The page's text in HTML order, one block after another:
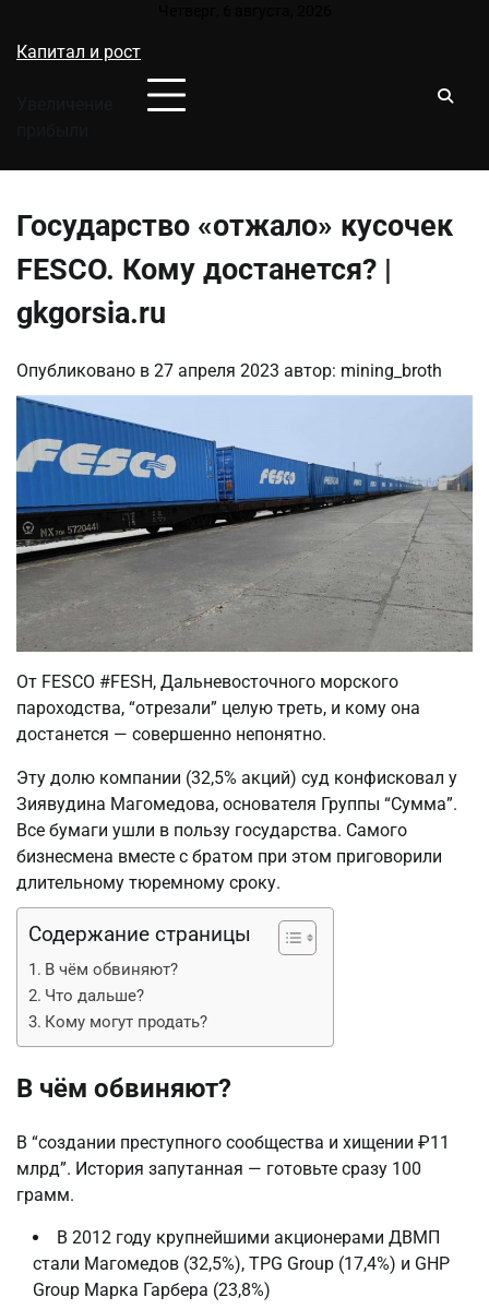
содержимому
Капитал и рост
Государство «отжало» кусочек
FESCO. Кому достанется? |
gkgorsia.ru
Опубликовано в 27 апреля 2023 автор: mining_broth
От FESCO #FESH, Дальневосточного морского
пароходства, “отрезали” целую треть, и кому она
достанется — совершенно непонятно.
Эту долю компании (32,5% акций) суд конфисковал у
Зиявудина Магомедова, основателя Группы “Сумма”.
Все бумаги ушли в пользу государства. Самого
бизнесмена вместе с братом при этом приговорили
длительному тюремному сроку.
Содержание страницы
В чём обвиняют?
Что дальше?
Кому могут продать?
В чём обвиняют?
В “создании преступного сообщества и хищении ₽11
млрд”. История запутанная — готовьте сразу 100
грамм.
В 2012 году крупнейшими акционерами ДВМП
стали Магомедов (32,5%), TPG Group (17,4%) и GHP
Group Марка Гарбера (23,8%)